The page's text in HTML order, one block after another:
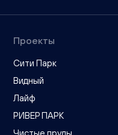
Проекты
Сити Парк
Видный
Лайф
РИВЕР ПАРК